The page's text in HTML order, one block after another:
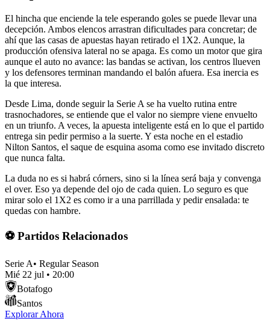
El hincha que enciende la tele esperando goles se puede llevar una
decepción. Ambos elencos arrastran dificultades para concretar; de
ahí que las casas de apuestas hayan retirado el 1X2. Aunque, la
producción ofensiva lateral no se apaga. Es como un motor que gira
aunque el auto no avance: las bandas se activan, los centros llueven
y los defensores terminan mandando el balón afuera. Esa inercia es
la que interesa.
Desde Lima, donde seguir la Serie A se ha vuelto rutina entre
trasnochadores, se entiende que el valor no siempre viene envuelto
en un triunfo. A veces, la apuesta inteligente está en lo que el partido
entrega sin pedir permiso a la suerte. Y esta noche en el estadio
Nilton Santos, el saque de esquina asoma como ese invitado discreto
que nunca falta.
La duda no es si habrá córners, sino si la línea será baja y convenga
el over. Eso ya depende del ojo de cada quien. Lo seguro es que
mirar solo el 1X2 es como ir a una parrillada y pedir ensalada: te
quedas con hambre.
⚽ Partidos Relacionados
Serie A• Regular Season
Mié 22 jul • 20:00
Botafogo
Santos
Explorar Ahora